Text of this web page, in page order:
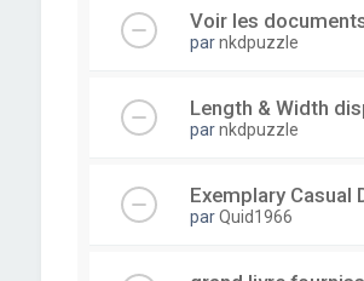
Voir les
parnkdpuzzle
Length & Width
parnkdpuzzle
Exemplary Сasual
parQuid1966